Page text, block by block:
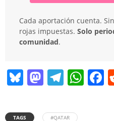
Cada aportación cuenta.
rojas impuestas. Solo
comunidad.
Bl
e
M
st
T
e
W F
TAGS #QATAR